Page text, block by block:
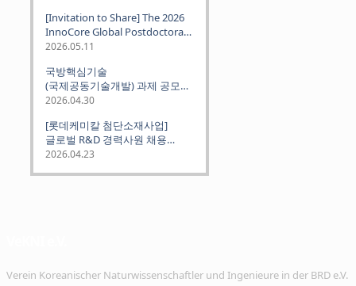
[Invitation to Share] The 2026
InnoCore Global Postdoctoral
Job Fair: Meet Korea's 4 Major
Institutes
2026.05.11
국방핵심기술
(국제공동기술개발) 과제 공모
안내 (~2026.06.26)
2026.04.30
[롯데케미칼 첨단소재사업]
글로벌 R&D 경력사원 채용
(~2026. 5.5)
2026.04.23
Verein Koreanischer Naturwissenschaftler und Ingenieure in der BRD e.V.